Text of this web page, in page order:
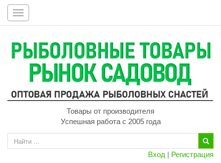
Toggle
navigation
Товары от производителя
Успешная работа с 2005 года
Вход | Регистрация